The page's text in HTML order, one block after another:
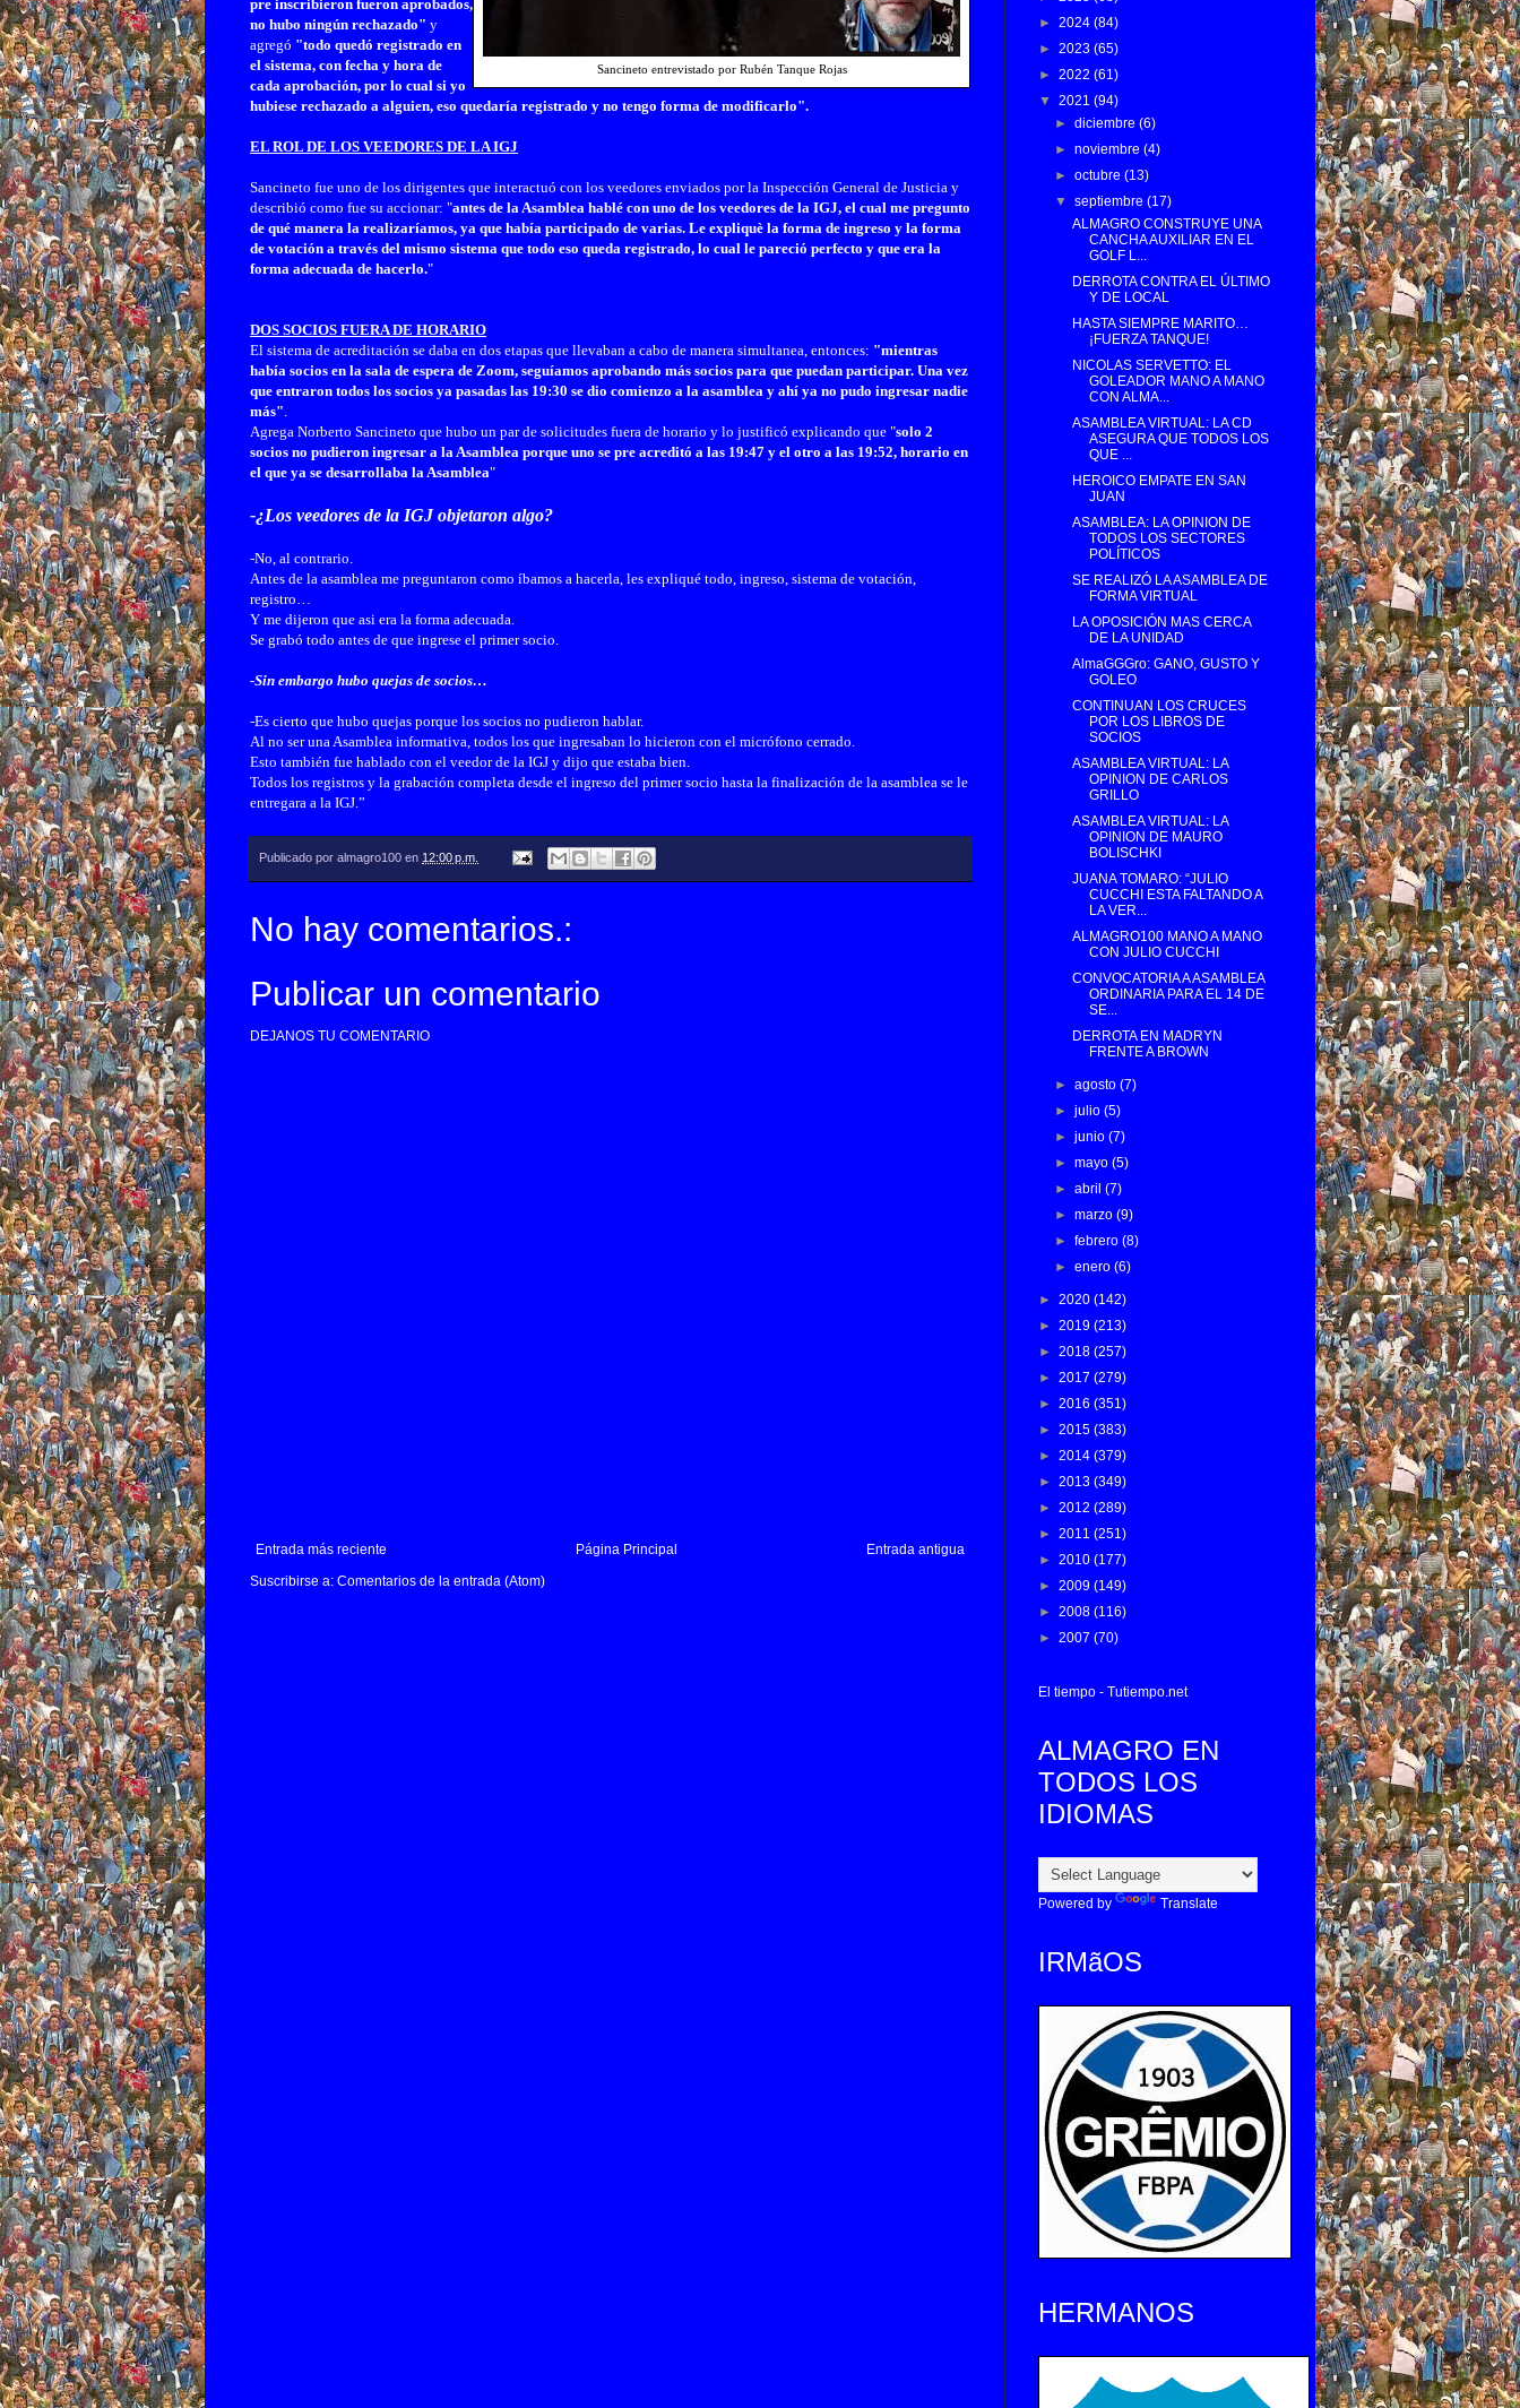
Sancineto entrevistado por Rubén Tanque Rojas
pre inscribieron fueron aprobados,
no hubo ningún rechazado" y
agregó "todo quedó registrado en
el sistema, con fecha y hora de
cada aprobación, por lo cual si yo
hubiese rechazado a alguien, eso quedaría registrado y no tengo forma de modificarlo".
EL ROL DE LOS VEEDORES DE LA IGJ
Sancineto fue uno de los dirigentes que interactuó con los veedores enviados por la Inspección General de Justicia y
describió como fue su accionar: "antes de la Asamblea hablé con uno de los veedores de la IGJ, el cual me pregunto
de qué manera la realizaríamos, ya que había participado de varias. Le expliquè la forma de ingreso y la forma
de votación a través del mismo sistema que todo eso queda registrado, lo cual le pareció perfecto y que era la
forma adecuada de hacerlo."
DOS SOCIOS FUERA DE HORARIO
El sistema de acreditación se daba en dos etapas que llevaban a cabo de manera simultanea, entonces: "mientras
había socios en la sala de espera de Zoom, seguíamos aprobando más socios para que puedan participar. Una vez
que entraron todos los socios ya pasadas las 19:30 se dio comienzo a la asamblea y ahí ya no pudo ingresar nadie
más"
Agrega Norberto Sancineto que hubo un par de solicitudes fuera de horario y lo justificó explicando que "solo 2
socios no pudieron ingresar a la Asamblea porque uno se pre acreditó a las 19:47 y el otro a las 19:52, horario en
el que ya se desarrollaba la Asamblea"
-¿Los veedores de la IGJ objetaron algo?
-No, al contrario.
Antes de la asamblea me preguntaron como íbamos a hacerla, les expliqué todo, ingreso, sistema de votación,
registro…
Y me dijeron que asi era la forma adecuada.
Se grabó todo antes de que ingrese el primer socio.
-Sin embargo hubo quejas de socios…
-Es cierto que hubo quejas porque los socios no pudieron hablar.
Al no ser una Asamblea informativa, todos los que ingresaban lo hicieron con el micrófono cerrado.
Esto también fue hablado con el veedor de la IGJ y dijo que estaba bien.
Todos los registros y la grabación completa desde el ingreso del primer socio hasta la finalización de la asamblea se le
entregara a la IGJ.”
Publicado por almagro100 en 12:00 p.m.
No hay comentarios.:
Publicar un comentario
DEJANOS TU COMENTARIO
Entrada más reciente Entrada antigua
Página Principal
Suscribirse a: Comentarios de la entrada (Atom)
► 2024 (84)
► 2023 (65)
► 2022 (61)
▼ 2021 (94)
►diciembre(6)
►noviembre(4)
►octubre(13)
▼septiembre(17)
ALMAGRO CONSTRUYE UNA
CANCHA AUXILIAR EN EL
GOLF L...
DERROTA CONTRA EL ÚLTIMO
Y DE LOCAL
HASTA SIEMPRE MARITO…
¡FUERZA TANQUE!
NICOLAS SERVETTO: EL
GOLEADOR MANO A MANO
CON ALMA...
ASAMBLEA VIRTUAL: LA CD
ASEGURA QUE TODOS LOS
QUE ...
HEROICO EMPATE EN SAN
JUAN
ASAMBLEA: LA OPINION DE
TODOS LOS SECTORES
POLÍTICOS
SE REALIZÓ LA ASAMBLEA DE
FORMA VIRTUAL
LA OPOSICIÓN MAS CERCA
DE LA UNIDAD
AlmaGGGro: GANO, GUSTO Y
GOLEO
CONTINUAN LOS CRUCES
POR LOS LIBROS DE
SOCIOS
ASAMBLEA VIRTUAL: LA
OPINION DE CARLOS
GRILLO
ASAMBLEA VIRTUAL: LA
OPINION DE MAURO
BOLISCHKI
JUANA TOMARO: “JULIO
CUCCHI ESTA FALTANDO A
LA VER...
ALMAGRO100 MANO A MANO
CON JULIO CUCCHI
CONVOCATORIA A ASAMBLEA
ORDINARIA PARA EL 14 DE
SE...
DERROTA EN MADRYN
FRENTE A BROWN
►agosto(7)
►julio(5)
►junio(7)
►mayo(5)
►abril(7)
►marzo(9)
►febrero(8)
►enero(6)
► 2020 (142)
► 2019 (213)
► 2018 (257)
► 2017 (279)
► 2016 (351)
► 2015 (383)
► 2014 (379)
► 2013 (349)
► 2012 (289)
► 2011 (251)
► 2010 (177)
► 2009 (149)
► 2008 (116)
► 2007 (70)
El tiempo - Tutiempo.net
ALMAGRO EN
TODOS LOS
IDIOMAS
Powered by Translate
IRMãOS
HERMANOS